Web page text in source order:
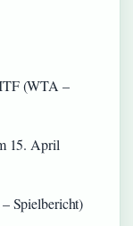
(WTA –
15. April
Spielbericht)